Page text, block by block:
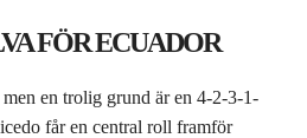
FÖR ECUADOR
en trolig grund är en 4-2-3-1-
får en central roll framför